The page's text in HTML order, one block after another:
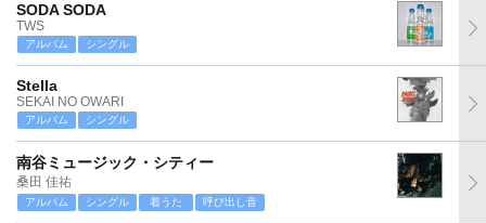
SODA SODA
TWS
アルバム シングル
Stella
SEKAI NO OWARI
アルバム シングル
南谷ミュージック・シティー
桑田 佳祐
アルバム シングル 着うた 呼び出し音